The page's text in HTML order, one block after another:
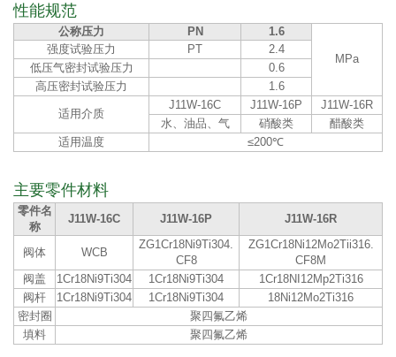
性能规范
公称压力 PN 1.6
MPa
强度试验压力 PT
2.4
低压气密封试验压力
0.6
高压密封试验压力
1.6
适用介质
J11W-16C J11W-16P
J11W-16R
水、油品、气
硝酸类
醋酸类
适用温度
≤200℃
主要零件材料
零件名
称
J11W-16C J11W-16P J11W-16R
阀体 WCB
ZG1Cr18Ni9Ti304.
CF8
ZG1Cr18Ni12Mo2Tii316.
CF8M
阀盖
1Cr18Ni9Ti304 1Cr18Ni9Ti304
1Cr18NI12Mp2Ti316
阀杆
1Cr18Ni9Ti304 1Cr18Ni9Ti304
18Ni12Mo2Ti316
密封圈
聚四氟乙烯
填料
聚四氟乙烯